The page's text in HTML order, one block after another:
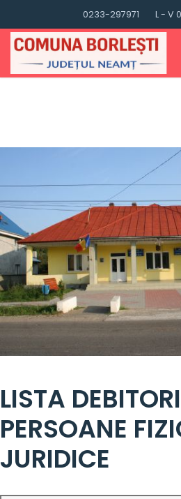
0233-297971 L - V
LISTA
PERSOANE
JURIDICE